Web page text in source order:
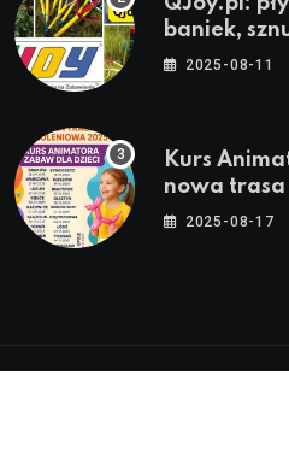
baniek,
zestawy do
2025-08-11
Kurs
nowa trasa
– jesień
2025-08-17